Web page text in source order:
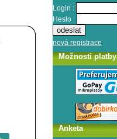
Login :
Heslo :
nová registrace
Možnosti platby
Anketa